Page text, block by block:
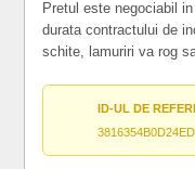
Pretul este negociabil
durata contractului de
schite, lamuriri va rog
ID-UL DE